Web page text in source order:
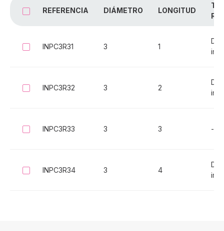
SELECCIONAR TODO
REFERENCIA DIÁMETRO LONGITUD
Seleccionar
INPC3R31 3 1
Seleccionar
INPC3R32 3 2
Seleccionar
INPC3R33 3 3 -
Seleccionar
INPC3R34 3 4